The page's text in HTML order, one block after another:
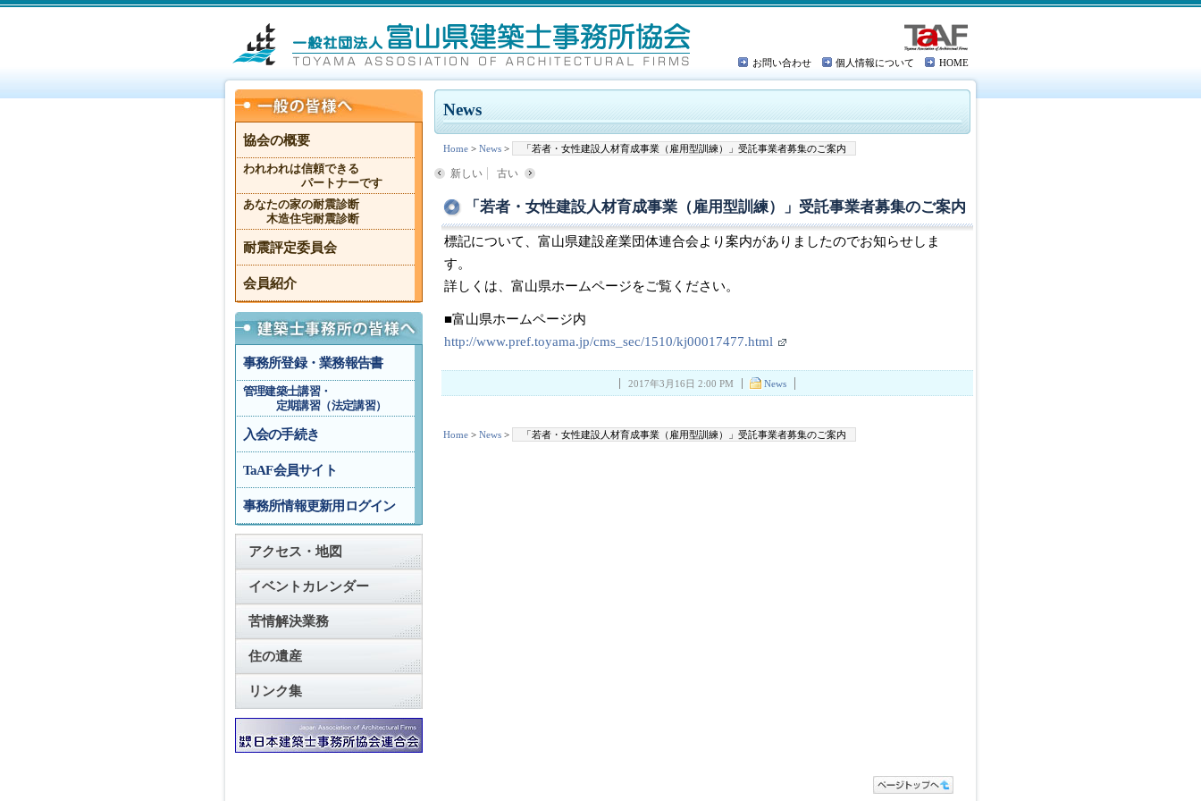
お問い合わせ 個人情報について HOME
News
Home > News > 「若者・女性建設人材育成事業（雇用型訓練）」受託事業者募集のご案内
新しい 古い
「若者・女性建設人材育成事業（雇用型訓練）」受託事業者募集のご案内
標記について、富山県建設産業団体連合会より案内がありましたのでお知らせしま
す。
詳しくは、富山県ホームページをご覧ください。
■富山県ホームページ内
http://www.pref.toyama.jp/cms_sec/1510/kj00017477.html
2017年3月16日 2:00 PM News
Home > News > 「若者・女性建設人材育成事業（雇用型訓練）」受託事業者募集のご案内
協会の概要
われわれは信頼できる
パートナーです
あなたの家の耐震診断
木造住宅耐震診断
耐震評定委員会
会員紹介
事務所登録・業務報告書
管理建築士講習・
定期講習（法定講習）
入会の手続き
TaAF会員サイト
事務所情報更新用ログイン
アクセス・地図
イベントカレンダー
苦情解決業務
住の遺産
リンク集